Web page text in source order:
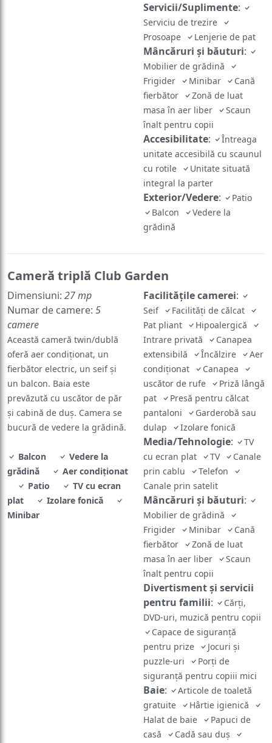
Servicii/Suplimente:
Serviciu de trezire
Prosoape
Lenjerie de pat
Mâncăruri și băuturi:
Mobilier de grădină
Frigider
Minibar
Cană
fierbător
Zonă de luat
masa în aer liber
Scaun
înalt pentru copii
Accesibilitate:
Întreaga
unitate accesibilă cu scaunul
cu rotile
Unitate situată
integral la parter
Exterior/Vedere:
Patio
Balcon
Vedere la
grădină
Cameră triplă Club Garden
Dimensiuni: 27 mp
Numar de camere: 5
camere
Această cameră twin/dublă
oferă aer condiționat, un
fierbător electric, un seif și
un balcon. Baia este
prevăzută cu uscător de păr
și cabină de duș. Camera se
bucură de vedere la grădină.
Balcon
Vedere la
grădină
Aer condiţionat
Patio
TV cu ecran
plat
Izolare fonică
Minibar
Facilităţile camerei:
Seif
Facilităţi de călcat
Pat pliant
Hipoalergică
Intrare privată
Canapea
extensibilă
Încălzire
Aer
condiţionat
Canapea
uscător de rufe
Priză lângă
pat
Presă pentru călcat
pantaloni
Garderobă sau
dulap
Izolare fonică
Media/Tehnologie:
TV
cu ecran plat
TV
Canale
prin cablu
Telefon
Canale prin satelit
Mâncăruri și băuturi:
Mobilier de grădină
Frigider
Minibar
Cană
fierbător
Zonă de luat
masa în aer liber
Scaun
înalt pentru copii
Divertisment și servicii
pentru familii:
Cărți,
DVD-uri, muzică pentru copii
Capace de siguranță
pentru prize
Jocuri și
puzzle-uri
Porți de
siguranță pentru copiii mici
Baie:
Articole de toaletă
gratuite
Hârtie igienică
Halat de baie
Papuci de
casă
Cadă sau duş